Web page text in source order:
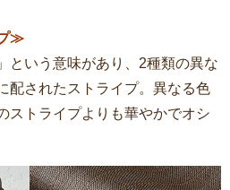
≫
という意味があり、2種類の異な
配されたストライプ。異なる色
ストライプよりも華やかでオシ